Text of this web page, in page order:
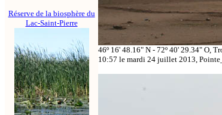
Réserve de la biosphère du
Lac-Saint-Pierre
46º 16' 48.16" N - 72º 40' 29.34" O,
10:57 le mardi 24 juillet 2013,